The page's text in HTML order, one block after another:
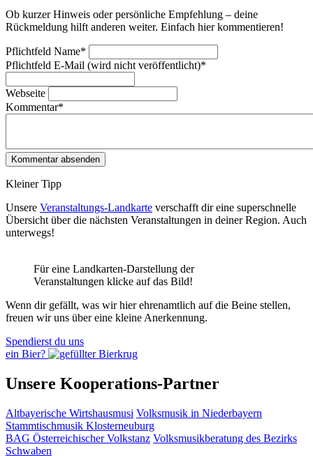
Ob kurzer Hinweis oder persönliche Empfehlung – deine
Rückmeldung hilft anderen weiter. Einfach hier kommentieren!
Pflichtfeld Name*
Pflichtfeld E-Mail (wird nicht veröffentlicht)*
Webseite
Kommentar*
Kleiner Tipp
Unsere Veranstaltungs-Landkarte verschafft dir eine superschnelle
Übersicht über die nächsten Veranstaltungen in deiner Region. Auch
unterwegs!
Für eine Landkarten-Darstellung der
Veranstaltungen klicke auf das Bild!
Wenn dir gefällt, was wir hier ehrenamtlich auf die Beine stellen,
freuen wir uns über eine kleine Anerkennung.
Spendierst du uns
ein Bier?
Unsere Kooperations-Partner
Altbayerische Wirtshausmusi Volksmusik in Niederbayern
Stammtischmusik Klosterneuburg
BAG Österreichischer Volkstanz Volksmusikberatung des Bezirks
Schwaben